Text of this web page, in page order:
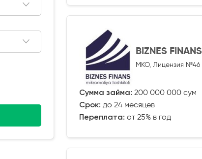
BIZNES FINANS
МКО, Лицензия №46
Сумма займа: 200 000 000 сум
Срок: до 24 месяцев
Переплата: от 25% в год